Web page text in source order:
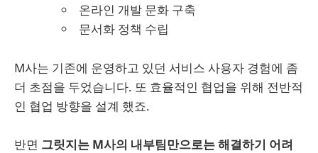
온라인 개발 문화 구축
문서화 정책 수립
M사는 기존에 운영하고 있던 서비스 사용자 경험에 좀
더 초점을 두었습니다. 또 효율적인 협업을 위해 전반적
인 협업 방향을 설계 했죠.
반면 그릿지는 M사의 내부팀만으로는 해결하기 어려